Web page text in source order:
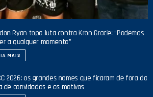
Ryan topa luta contra Kron Gracie: “Podemos
a qualquer momento”
MAIS
2026: os grandes nomes que ficaram de fora da
de convidados e os motivos